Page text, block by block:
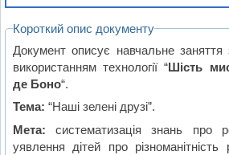
Короткий опис документу
Документ описує навчальне заняття
використанням технології “Шість
де Боно“.
Тема: “Наші зелені друзі”.
Мета: систематизація знань про
уявлення дітей про